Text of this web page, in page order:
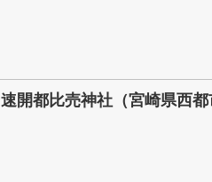
速開都比売神社（宮崎県西